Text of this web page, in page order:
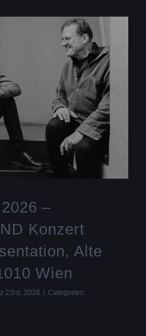
–
Konzert
Alte
Wien
23rd, 2026 | Categories: